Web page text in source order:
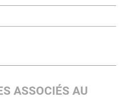
ASSOCIÉS AU